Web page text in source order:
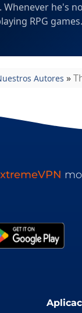
he's
RPG games.
Autores »